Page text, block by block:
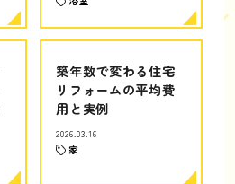
築年数で変わる住宅
リフォームの平均費
用と実例
2026.03.16
家